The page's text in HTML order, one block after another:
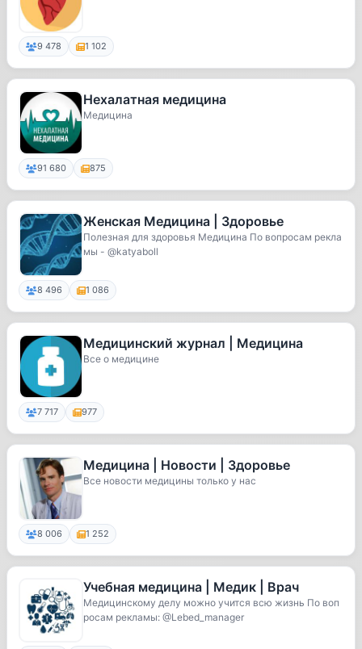
9 478 1 102
Нехалатная медицина
Медицина
91 680 875
Женская Медицина | Здоровье
Полезная для здоровья Медицина По вопросам рекла
мы - @katyaboll
8 496 1 086
Медицинский журнал | Медицина
Все о медицине
7 717 977
Медицина | Новости | Здоровье
Все новости медицины только у нас
8 006 1 252
Учебная медицина | Медик | Врач
Медицинскому делу можно учится всю жизнь По воп
росам рекламы: @Lebed_manager